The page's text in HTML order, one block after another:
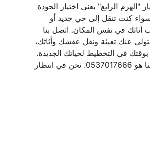
"الهرم الرابع" يعني اختيار الجودة
سواء كنت تنقل إلى حي جديد أو
أثاثك في نفس المكان. اتصل بنا
عنك تعبئة ونقل عفشك وأثاثك،
بوقتك في التخطيط لحياتك الجديدة.
لا تتردد، رقمنا هو 0537017666. نحن في انتظار